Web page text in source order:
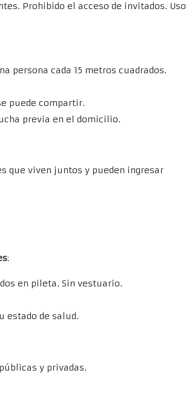
Prohibido el acceso de invitados. Uso
persona cada 15 metros cuadrados.
puede compartir.
previa en el domicilio.
que viven juntos y pueden ingresar
:
en pileta. Sin vestuario.
estado de salud.
y privadas.